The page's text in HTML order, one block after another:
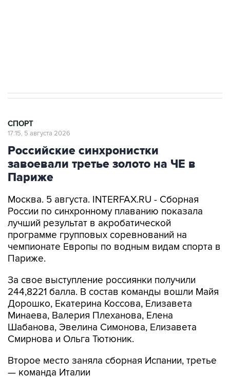
СПОРТ
17:15, 5 августа 2026
Российские синхронистки
завоевали третье золото на ЧЕ в
Париже
Москва. 5 августа. INTERFAX.RU - Сборная
России по синхронному плаванию показала
лучший результат в акробатической
программе групповых соревнований на
чемпионате Европы по водным видам спорта в
Париже.
За свое выступление россиянки получили
244,8221 балла. В состав команды вошли Майя
Дорошко, Екатерина Коссова, Елизавета
Минаева, Валерия Плеханова, Елена
Шабанова, Эвелина Симонова, Елизавета
Смирнова и Ольга Тютюник.
Второе место заняла сборная Испании, третье
— команда Италии